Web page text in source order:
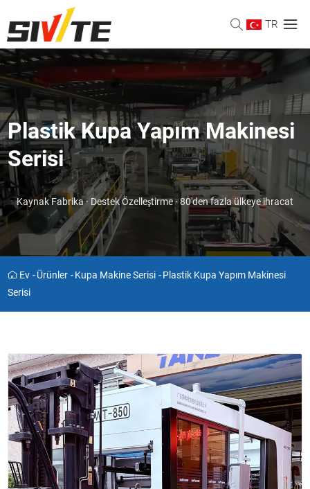
TR
Plastik Kupa Yapım Makinesi
Serisi
Kaynak Fabrika · Destek Özelleştirme · 80'den fazla ülkeye ihracat
Ev - Ürünler - Kupa Makine Serisi - Plastik Kupa Yapım Makinesi
Serisi